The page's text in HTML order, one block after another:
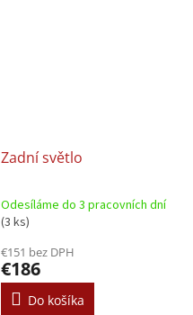
Zadní světlo
Odesíláme do 3 pracovních dní
(3 ks)
€151 bez DPH
€186
Do košíka